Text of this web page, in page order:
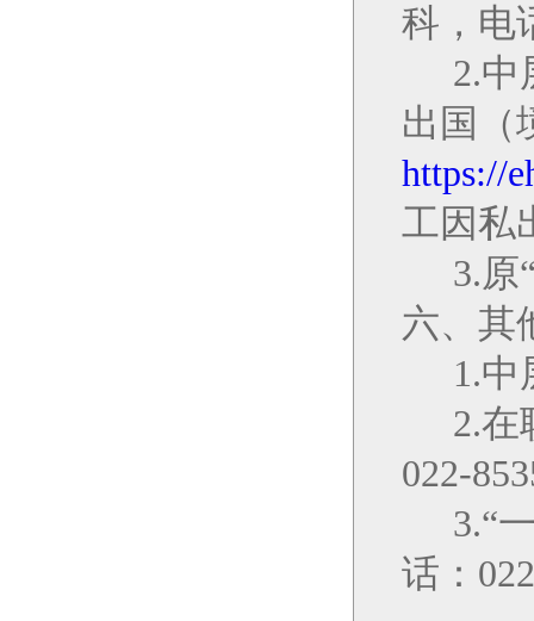
科，电
2.中
出国（
https://
工因私
3.原
六、其
1.中
2.在
022-
3.“
话：